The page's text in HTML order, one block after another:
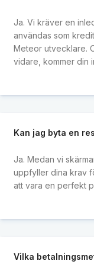
Ja. Vi kräver en
användas som
Meteor utvecklare.
vidare, kommer din
Kan jag byta en
Ja. Medan vi
uppfyller dina krav
att vara en perfekt
Vilka